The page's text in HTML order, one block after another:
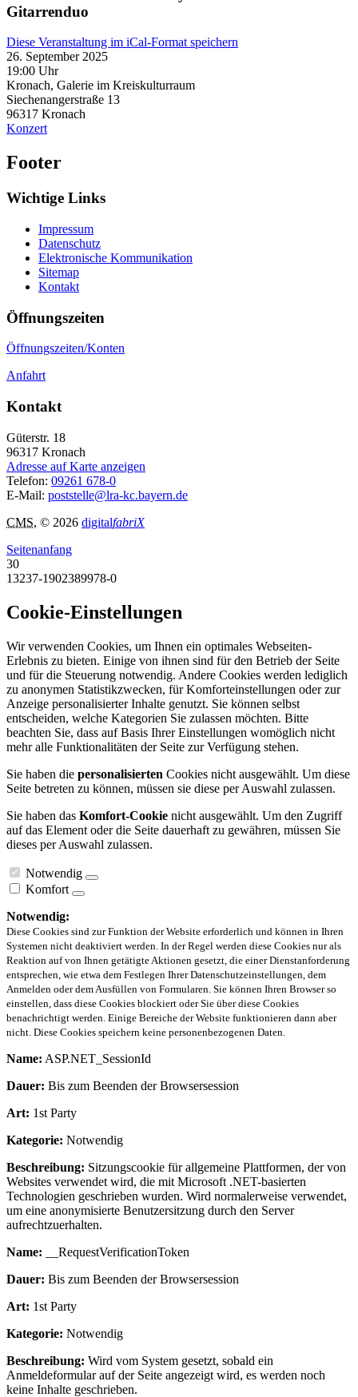
Gitarrenduo
Diese Veranstaltung im iCal-Format speichern
26. September 2025
19:00 Uhr
Kronach, Galerie im Kreiskulturraum
Siechenangerstraße 13
96317 Kronach
Konzert
Footer
Wichtige Links
Impressum
Datenschutz
Elektronische Kommunikation
Sitemap
Kontakt
Öffnungszeiten
Öffnungszeiten/Konten
Anfahrt
Kontakt
Güterstr. 18
96317 Kronach
Adresse auf Karte anzeigen
Telefon: 09261 678-0
E-Mail: poststelle@lra-kc.bayern.de
CMS, © 2026 digitalfabriX
Seitenanfang
30
13237-1902389978-0
Cookie-Einstellungen
Wir verwenden Cookies, um Ihnen ein optimales Webseiten-
Erlebnis zu bieten. Einige von ihnen sind für den Betrieb der Seite
und für die Steuerung notwendig. Andere Cookies werden lediglich
zu anonymen Statistikzwecken, für Komforteinstellungen oder zur
Anzeige personalisierter Inhalte genutzt. Sie können selbst
entscheiden, welche Kategorien Sie zulassen möchten. Bitte
beachten Sie, dass auf Basis Ihrer Einstellungen womöglich nicht
mehr alle Funktionalitäten der Seite zur Verfügung stehen.
Sie haben die personalisierten Cookies nicht ausgewählt. Um diese
Seite betreten zu können, müssen sie diese per Auswahl zulassen.
Sie haben das Komfort-Cookie nicht ausgewählt. Um den Zugriff
auf das Element oder die Seite dauerhaft zu gewähren, müssen Sie
dieses per Auswahl zulassen.
Notwendig
Komfort
Notwendig:
Diese Cookies sind zur Funktion der Website erforderlich und können in Ihren
Systemen nicht deaktiviert werden. In der Regel werden diese Cookies nur als
Reaktion auf von Ihnen getätigte Aktionen gesetzt, die einer Dienstanforderung
entsprechen, wie etwa dem Festlegen Ihrer Datenschutzeinstellungen, dem
Anmelden oder dem Ausfüllen von Formularen. Sie können Ihren Browser so
einstellen, dass diese Cookies blockiert oder Sie über diese Cookies
benachrichtigt werden. Einige Bereiche der Website funktionieren dann aber
nicht. Diese Cookies speichern keine personenbezogenen Daten.
Name: ASP.NET_SessionId
Dauer: Bis zum Beenden der Browsersession
Art: 1st Party
Kategorie: Notwendig
Beschreibung: Sitzungscookie für allgemeine Plattformen, der von
Websites verwendet wird, die mit Microsoft .NET-basierten
Technologien geschrieben wurden. Wird normalerweise verwendet,
um eine anonymisierte Benutzersitzung durch den Server
aufrechtzuerhalten.
Name: __RequestVerificationToken
Dauer: Bis zum Beenden der Browsersession
Art: 1st Party
Kategorie: Notwendig
Beschreibung: Wird vom System gesetzt, sobald ein
Anmeldeformular auf der Seite angezeigt wird, es werden noch
keine Inhalte geschrieben.